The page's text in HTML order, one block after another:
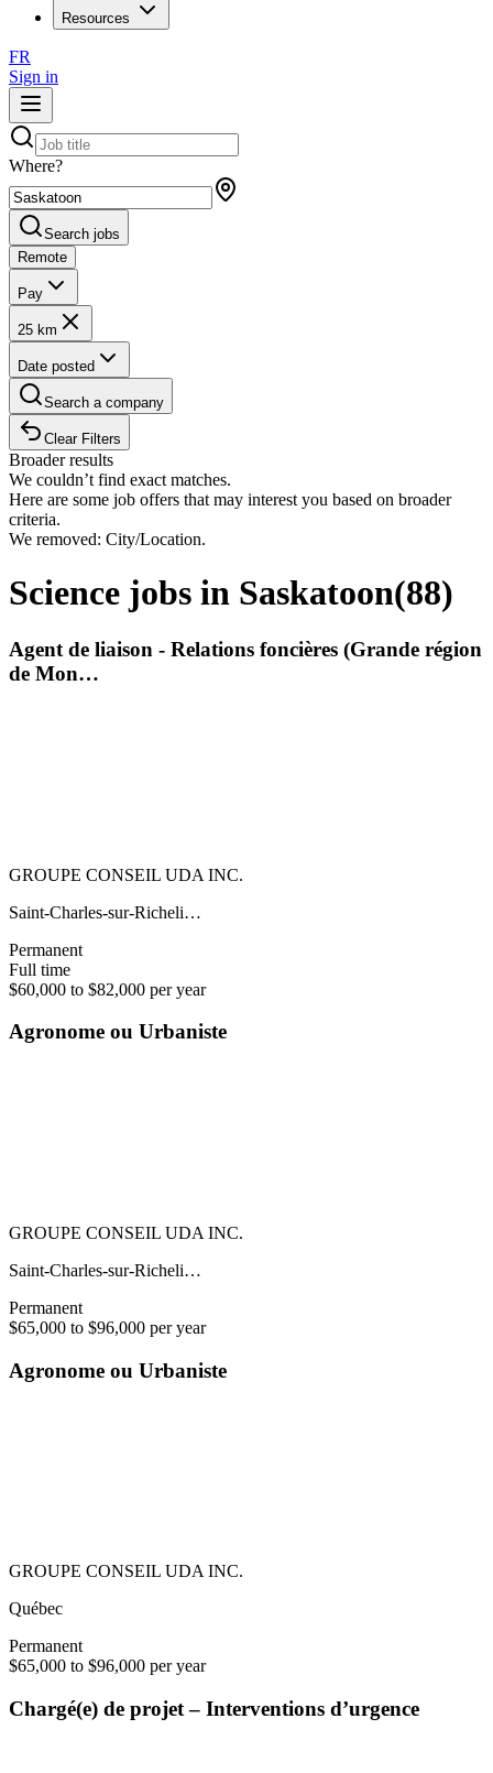
Resources
FR
Sign in
Where?
Search jobs
Remote
Pay
25 km
Date posted
Search a company
Clear Filters
Broader results
We couldn’t find exact matches.
Here are some job offers that may interest you based on broader
criteria.
We removed: City/Location.
Science jobs in Saskatoon(88)
Agent de liaison - Relations foncières (Grande région
de Mon…
GROUPE CONSEIL UDA INC.
Saint-Charles-sur-Richeli…
Permanent
Full time
$60,000 to $82,000 per year
Agronome ou Urbaniste
GROUPE CONSEIL UDA INC.
Saint-Charles-sur-Richeli…
Permanent
$65,000 to $96,000 per year
Agronome ou Urbaniste
GROUPE CONSEIL UDA INC.
Québec
Permanent
$65,000 to $96,000 per year
Chargé(e) de projet – Interventions d’urgence